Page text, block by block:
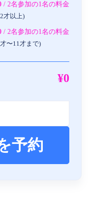
/ 2名参加の1名の料金
才以上)
/ 2名参加の1名の料金
〜11才まで)
¥0
予約